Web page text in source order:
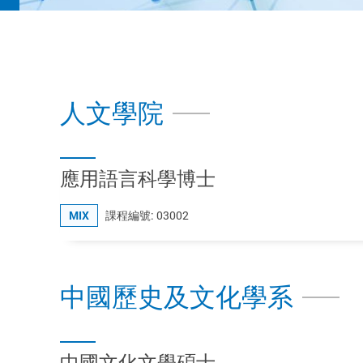
人文學院
應用語言科學博士
MIX 課程編號: 03002
中國歷史及文化學系